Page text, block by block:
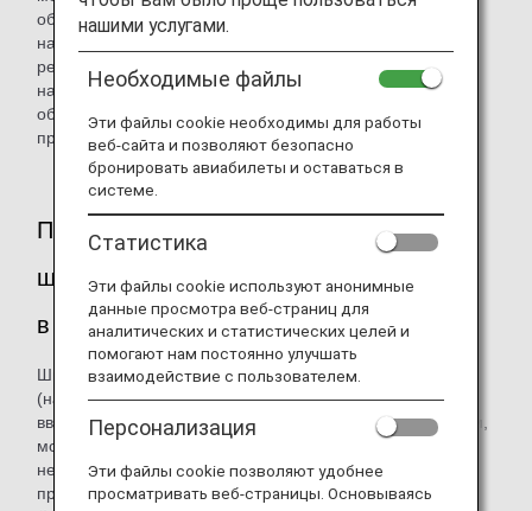
обязательным и не существует каких-либо ограничений
на перевозку медикаментов на борту самолета,
рекомендуется взять с собой необходимые документы,
например врачебное назначение или справку, чтобы
обеспечить беспрепятственное прохождение всех
процедур во время посадки.
Провоз шприцов с инсулином или
шприцов-ручек с адреналином (EpiPen)
в ручной клади
Шприцы с инсулином, шприцы-ручки с адреналином
(например, Epipen) и иглы для самостоятельного
введения инъекций медикаментов, прописанных врачом,
могут перевозиться и использоваться на борту. Нет
необходимости заранее уведомлять нас или
предоставлять форму для медицинской информации
нашими услугами.
Необходимые файлы
Эти файлы cookie необходимы для работы
веб-сайта и позволяют безопасно
бронировать авиабилеты и оставаться в
системе.
Статистика
Эти файлы cookie используют анонимные
данные просмотра веб-страниц для
аналитических и статистических целей и
помогают нам постоянно улучшать
взаимодействие с пользователем.
Персонализация
Эти файлы cookie позволяют удобнее
просматривать веб-страницы. Основываясь